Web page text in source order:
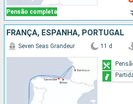
Pensão completa
FRANÇA, ESPANHA, PORTUGAL
Seven Seas Grandeur 11 d